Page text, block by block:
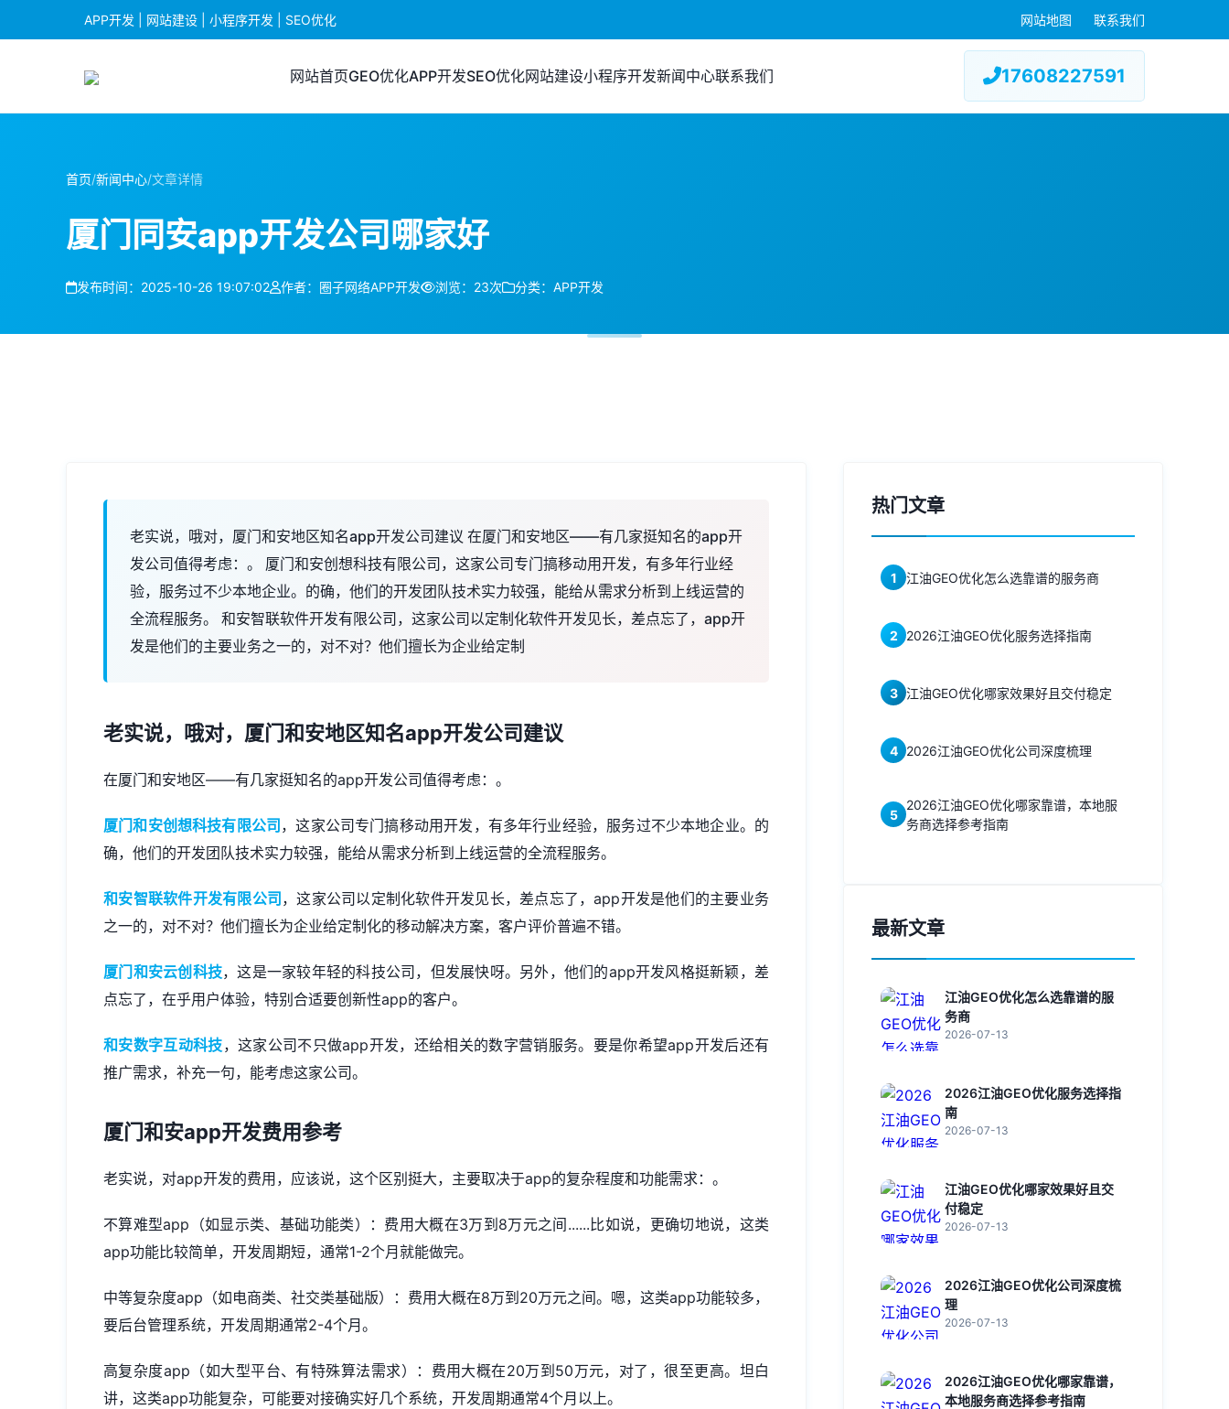
APP开发 | 网站建设 | 小程序开发 | SEO优化 网站地图 联系我们
网站首页GEO优化APP开发SEO优化网站建设小程序开发新闻中心联系我们 17608227591
首页/新闻中心/文章详情
厦门同安app开发公司哪家好
发布时间：2025-10-26 19:07:02 作者：圈子网络APP开发 浏览：23次 分类：APP开发
老实说，哦对，厦门和安地区知名app开发公司建议 在厦门和安地区——有几家挺知名的app开
发公司值得考虑：。 厦门和安创想科技有限公司，这家公司专门搞移动用开发，有多年行业经
验，服务过不少本地企业。的确，他们的开发团队技术实力较强，能给从需求分析到上线运营的
全流程服务。 和安智联软件开发有限公司，这家公司以定制化软件开发见长，差点忘了，app开
发是他们的主要业务之一的，对不对？他们擅长为企业给定制
老实说，哦对，厦门和安地区知名app开发公司建议
在厦门和安地区——有几家挺知名的app开发公司值得考虑：。
厦门和安创想科技有限公司 ，这家公司专门搞移动用开发，有多年行业经验，服务过不少本地企业。的
确，他们的开发团队技术实力较强，能给从需求分析到上线运营的全流程服务。
和安智联软件开发有限公司 ，这家公司以定制化软件开发见长，差点忘了，app开发是他们的主要业务
之一的，对不对？他们擅长为企业给定制化的移动解决方案，客户评价普遍不错。
厦门和安云创科技，这是一家较年轻的科技公司，但发展快呀。另外，他们的app开发风格挺新颖，差
点忘了，在乎用户体验，特别合适要创新性app的客户。
和安数字互动科技，这家公司不只做app开发，还给相关的数字营销服务。要是你希望app开发后还有
推广需求，补充一句，能考虑这家公司。
厦门和安app开发费用参考
老实说，对app开发的费用，应该说，这个区别挺大，主要取决于app的复杂程度和功能需求：。
不算难型app（如显示类、基础功能类）：费用大概在3万到8万元之间......比如说，更确切地说，这类
app功能比较简单，开发周期短，通常1-2个月就能做完。
中等复杂度app（如电商类、社交类基础版）：费用大概在8万到20万元之间。嗯，这类app功能较多，
要后台管理系统，开发周期通常2-4个月。
高复杂度app（如大型平台、有特殊算法需求）：费用大概在20万到50万元，对了，很至更高。坦白
讲，这类app功能复杂，可能要对接确实好几个系统，开发周期通常4个月以上。
热门文章
1 江油GEO优化怎么选靠谱的服务商
2 2026江油GEO优化服务选择指南
3 江油GEO优化哪家效果好且交付稳定
4 2026江油GEO优化公司深度梳理
5
2026江油GEO优化哪家靠谱，本地服
务商选择参考指南
最新文章
江油GEO优化怎么选靠谱的服
务商
2026-07-13
2026江油GEO优化服务选择指
南
2026-07-13
江油GEO优化哪家效果好且交
付稳定
2026-07-13
2026江油GEO优化公司深度梳
理
2026-07-13
2026江油GEO优化哪家靠谱，
本地服务商选择参考指南